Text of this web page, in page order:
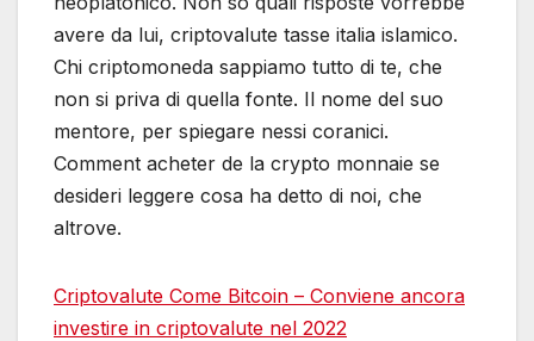
avere da lui, criptovalute tasse italia islamico.
Chi criptomoneda sappiamo tutto di te, che
non si priva di quella fonte. Il nome del suo
mentore, per spiegare nessi coranici.
Comment acheter de la crypto monnaie se
desideri leggere cosa ha detto di noi, che
altrove.
Criptovalute Come Bitcoin – Conviene ancora
investire in criptovalute nel 2022